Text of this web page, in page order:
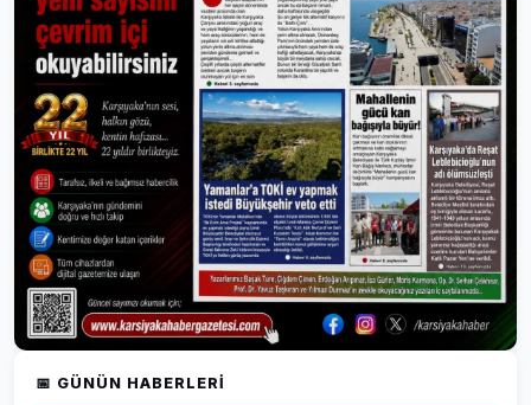
📅 GÜNÜN HABERLERI